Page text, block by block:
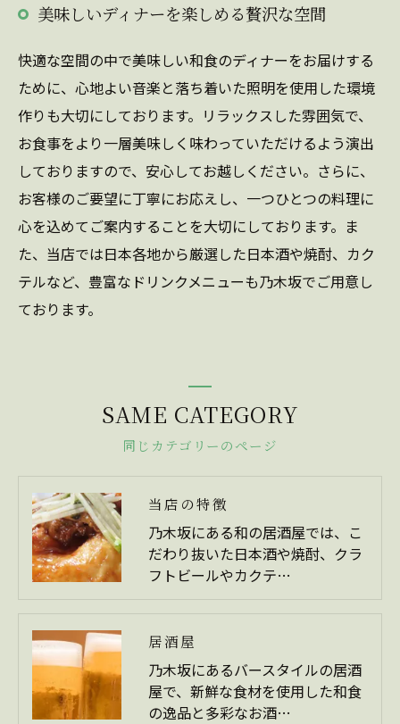
美味しいディナーを楽しめる贅沢な空間
快適な空間の中で美味しい和食のディナーをお届けする
ために、心地よい音楽と落ち着いた照明を使用した環境
作りも大切にしております。リラックスした雰囲気で、
お食事をより一層美味しく味わっていただけるよう演出
しておりますので、安心してお越しください。さらに、
お客様のご要望に丁寧にお応えし、一つひとつの料理に
心を込めてご案内することを大切にしております。ま
た、当店では日本各地から厳選した日本酒や焼酎、カク
テルなど、豊富なドリンクメニューも乃木坂でご用意し
ております。
同じカテゴリーのページ
SAME CATEGORY
当店の特徴
乃木坂にある和の居酒屋では、こ
だわり抜いた日本酒や焼酎、クラ
フトビールやカクテ…
居酒屋
乃木坂にあるバースタイルの居酒
屋で、新鮮な食材を使用した和食
の逸品と多彩なお酒…